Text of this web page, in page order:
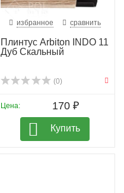
избранное сравнить
Плинтус Arbiton INDO 11
Дуб Скальный
(0)
Цена: 170 ₽
Купить